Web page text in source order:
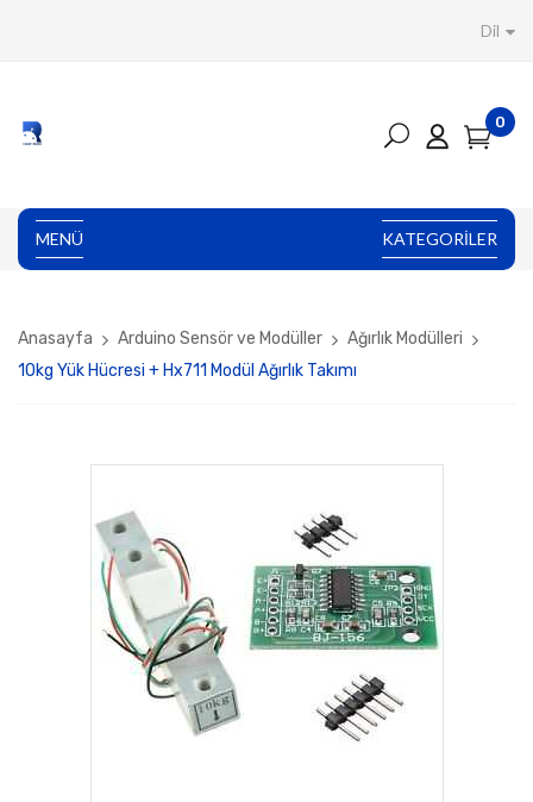
Dil
0
MENÜ KATEGORILER
Anasayfa Arduino Sensör ve Modüller
Ağırlık Modülleri
10kg Yük Hücresi + Hx711 Modül Ağırlık Takımı